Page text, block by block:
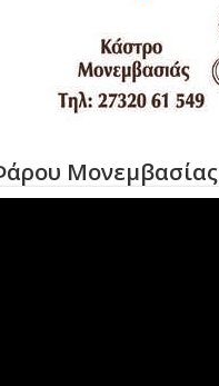
Μονεμβασίας